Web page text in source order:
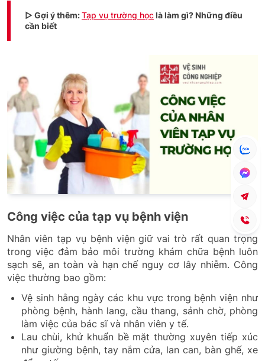
▷ Gợi ý thêm:Tạp vụ trường họclà làm gì? Những điều
cần biết
Công việc của tạp vụ bệnh viện
Nhân viên tạp vụ bệnh viện giữ vai trò rất quan trọng
trong việc đảm bảo môi trường khám chữa bệnh luôn
sạch sẽ, an toàn và hạn chế nguy cơ lây nhiễm. Công
việc thường bao gồm:
Vệ sinh hằng ngày các khu vực trong bệnh viện như
phòng bệnh, hành lang, cầu thang, sảnh chờ, phòng
làm việc của bác sĩ và nhân viên y tế.
Lau chùi, khử khuẩn bề mặt thường xuyên tiếp xúc
như giường bệnh, tay nắm cửa, lan can, bàn ghế, xe